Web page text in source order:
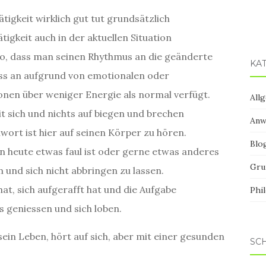
wirklich gut tut grundsätzlich
auch in der aktuellen Situation
dass man seinen Rhythmus an die geänderte
an aufgrund von emotionalen oder
über weniger Energie als normal verfügt.
sich und nichts auf biegen und brechen
ist hier auf seinen Körper zu hören.
heute etwas faul ist oder gerne etwas anderes
sich nicht abbringen zu lassen.
sich aufgerafft hat und die Aufgabe
und sich loben.
Leben, hört auf sich, aber mit einer gesunden